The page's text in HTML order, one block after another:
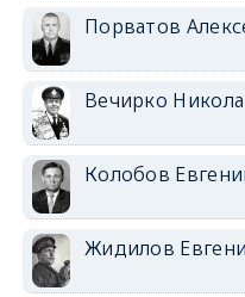
Порватов
Вечирко
Колобов
Жидилов